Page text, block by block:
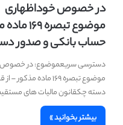
در خصوص خوداظهاری
موضوع
حساب بانکی و صدور
دسترسی سریعموضوع: در خصوص
موضوع تبصره ۱۶۹
دسته چکقانون مالیات های
بیشتر بخوانید »